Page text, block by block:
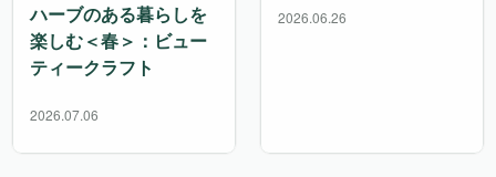
ハーブのある暮らしを
楽しむ＜春＞：ビュー
ティークラフト
2026.07.06
2026.06.26